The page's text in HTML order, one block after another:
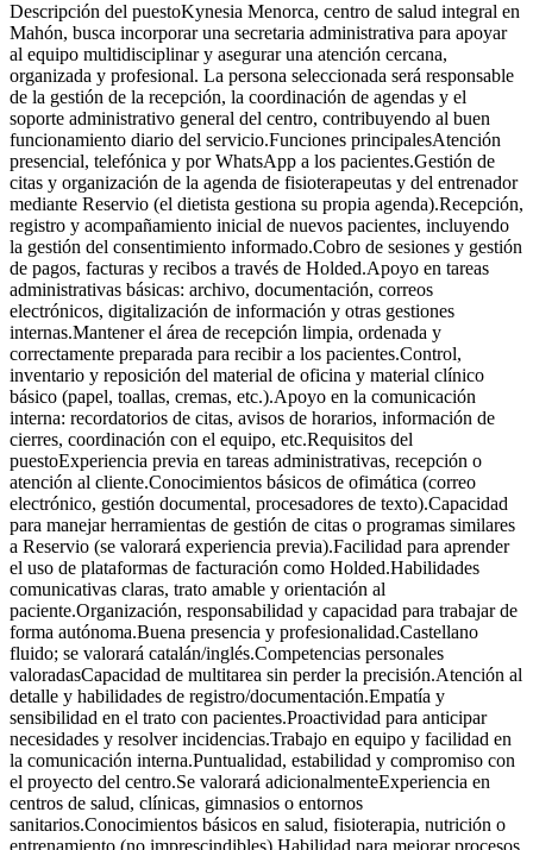
Descripción del puestoKynesia Menorca, centro de salud integral en
Mahón, busca incorporar una secretaria administrativa para apoyar
al equipo multidisciplinar y asegurar una atención cercana,
organizada y profesional. La persona seleccionada será responsable
de la gestión de la recepción, la coordinación de agendas y el
soporte administrativo general del centro, contribuyendo al buen
funcionamiento diario del servicio.Funciones principalesAtención
presencial, telefónica y por WhatsApp a los pacientes.Gestión de
citas y organización de la agenda de fisioterapeutas y del entrenador
mediante Reservio (el dietista gestiona su propia agenda).Recepción,
registro y acompañamiento inicial de nuevos pacientes, incluyendo
la gestión del consentimiento informado.Cobro de sesiones y gestión
de pagos, facturas y recibos a través de Holded.Apoyo en tareas
administrativas básicas: archivo, documentación, correos
electrónicos, digitalización de información y otras gestiones
internas.Mantener el área de recepción limpia, ordenada y
correctamente preparada para recibir a los pacientes.Control,
inventario y reposición del material de oficina y material clínico
básico (papel, toallas, cremas, etc.).Apoyo en la comunicación
interna: recordatorios de citas, avisos de horarios, información de
cierres, coordinación con el equipo, etc.Requisitos del
puestoExperiencia previa en tareas administrativas, recepción o
atención al cliente.Conocimientos básicos de ofimática (correo
electrónico, gestión documental, procesadores de texto).Capacidad
para manejar herramientas de gestión de citas o programas similares
a Reservio (se valorará experiencia previa).Facilidad para aprender
el uso de plataformas de facturación como Holded.Habilidades
comunicativas claras, trato amable y orientación al
paciente.Organización, responsabilidad y capacidad para trabajar de
forma autónoma.Buena presencia y profesionalidad.Castellano
fluido; se valorará catalán/inglés.Competencias personales
valoradasCapacidad de multitarea sin perder la precisión.Atención al
detalle y habilidades de registro/documentación.Empatía y
sensibilidad en el trato con pacientes.Proactividad para anticipar
necesidades y resolver incidencias.Trabajo en equipo y facilidad en
la comunicación interna.Puntualidad, estabilidad y compromiso con
el proyecto del centro.Se valorará adicionalmenteExperiencia en
centros de salud, clínicas, gimnasios o entornos
sanitarios.Conocimientos básicos en salud, fisioterapia, nutrición o